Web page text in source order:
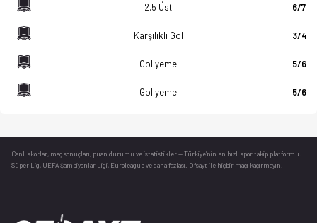
2.5 Üst 6/7
Karşılıklı Gol 3/4
Gol yeme 5/6
Gol yeme 5/6
Canlı skorlar , maç sonuçları, puan durumu ve istatistikler — Türkiye’nin en hızlı spor takip platformu.
Süper Lig, UEFA Şampiyonlar Ligi, Euroleague ve daha fazlası. Ofsayt ile hiçbir maçı kaçırmayın.